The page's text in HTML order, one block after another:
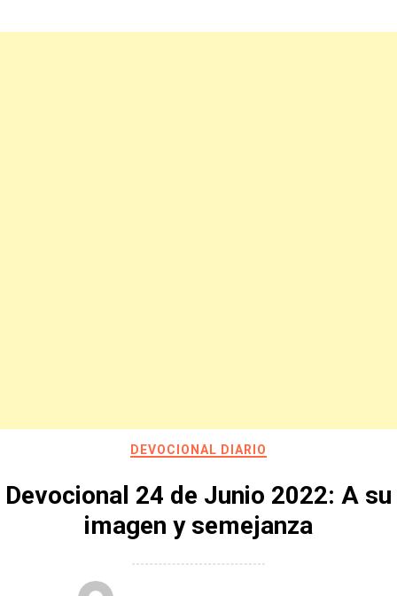
DEVOCIONAL DIARIO
Devocional 24 de Junio 2022: A su
imagen y semejanza